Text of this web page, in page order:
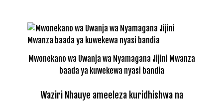
Mwonekano wa Uwanja wa Nyamagana Jijini Mwanza
baada ya kuwekewa nyasi bandia
Waziri Nhauye ameeleza kuridhishwa na